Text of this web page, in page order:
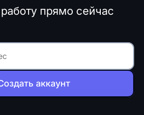
прямо сейчас
аккаунт